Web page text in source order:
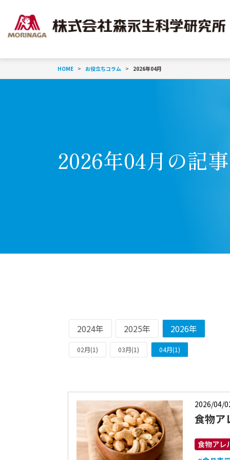
HOME お役立ちコラム 2026年04月
2026年04月の記
2024年 2025年 2026年
02月(1) 03月(1) 04月(1)
2026/04/
食物ア
食物アレ